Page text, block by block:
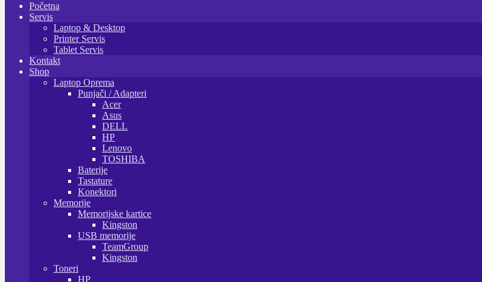
Početna
Servis
Laptop & Desktop
Printer Servis
Tablet Servis
Kontakt
Shop
Laptop Oprema
Punjači / Adapteri
Acer
Asus
DELL
HP
Lenovo
TOSHIBA
Baterije
Tastature
Konektori
Memorije
Memorijske kartice
Kingston
USB memorije
TeamGroup
Kingston
Toneri
HP